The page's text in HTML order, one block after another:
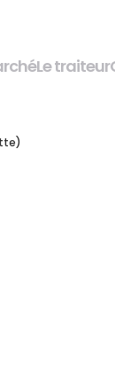
Le traiteur